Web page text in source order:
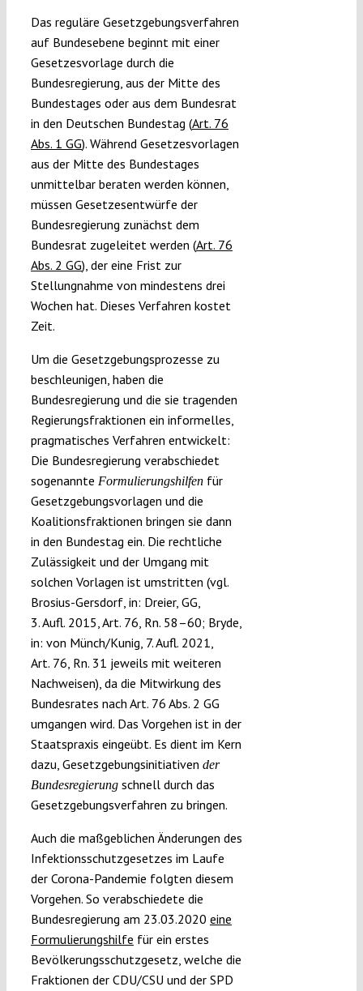
Das reguläre Gesetzgebungsverfahren
auf Bundesebene beginnt mit einer
Gesetzesvorlage durch die
Bundesregierung, aus der Mitte des
Bundestages oder aus dem Bundesrat
in den Deutschen Bundestag (Art. 76
Abs. 1 GG). Während Gesetzesvorlagen
aus der Mitte des Bundestages
unmittelbar beraten werden können,
müssen Gesetzesentwürfe der
Bundesregierung zunächst dem
Bundesrat zugeleitet werden (Art. 76
Abs. 2 GG), der eine Frist zur
Stellungnahme von mindestens drei
Wochen hat. Dieses Verfahren kostet
Zeit.
Um die Gesetzgebungsprozesse zu
beschleunigen, haben die
Bundesregierung und die sie tragenden
Regierungsfraktionen ein informelles,
pragmatisches Verfahren entwickelt:
Die Bundesregierung verabschiedet
sogenannte Formulierungshilfenfür
Gesetzgebungsvorlagen und die
Koalitionsfraktionen bringen sie dann
in den Bundestag ein. Die rechtliche
Zulässigkeit und der Umgang mit
solchen Vorlagen ist umstritten (vgl.
Brosius-Gersdorf, in: Dreier, GG,
3. Aufl. 2015, Art. 76, Rn. 58–60; Bryde,
in: von Münch/Kunig, 7. Aufl. 2021,
Art. 76, Rn. 31 jeweils mit weiteren
Nachweisen), da die Mitwirkung des
Bundesrates nach Art. 76 Abs. 2 GG
umgangen wird. Das Vorgehen ist in der
Staatspraxis eingeübt. Es dient im Kern
dazu, Gesetzgebungsinitiativen der
Bundesregierungschnell durch das
Gesetzgebungsverfahren zu bringen.
Auch die maßgeblichen Änderungen des
Infektionsschutzgesetzes im Laufe
der Corona-Pandemie folgten diesem
Vorgehen. So verabschiedete die
Bundesregierung am 23.03.2020 eine
Formulierungshilfe für ein erstes
Bevölkerungsschutzgesetz, welche die
Fraktionen der CDU/CSU und der SPD